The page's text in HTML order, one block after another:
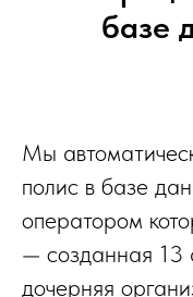
базе
Мы
полис в базе
оператором
— созданная 13
дочерняя